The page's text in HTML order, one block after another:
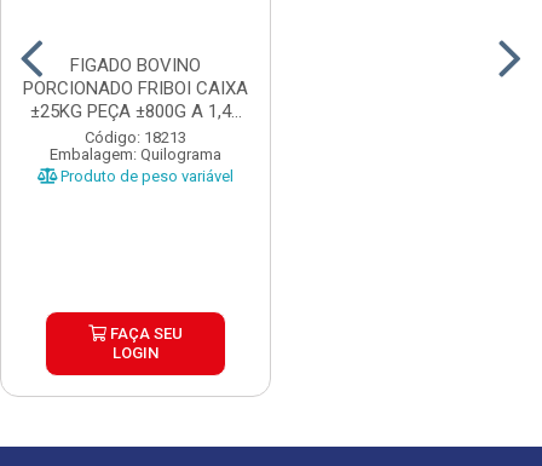
FIGADO BOVINO
PORCIONADO FRIBOI CAIXA
±25KG PEÇA ±800G A 1,4...
Código: 18213
Embalagem: Quilograma
Produto de peso variável
FAÇA SEU
LOGIN